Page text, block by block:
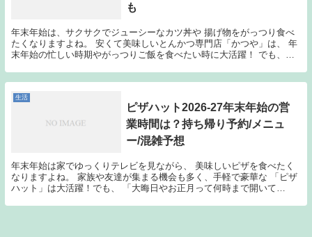
も
年末年始は、サクサクでジューシーなカツ丼や 揚げ物をがっつり食べ
たくなりますよね。 安くて美味しいとんかつ専門店「かつや」は、 年
末年始の忙しい時期やがっつりご飯を食べたい時に大活躍！ でも、
生活
ピザハット2026-27年末年始の営
業時間は？持ち帰り予約/メニュ
ー/混雑予想
年末年始は家でゆっくりテレビを見ながら、 美味しいピザを食べたく
なりますよね。 家族や友達が集まる機会も多く、手軽で豪華な 「ピザ
ハット」は大活躍！でも、 「大晦日やお正月って何時まで開いて